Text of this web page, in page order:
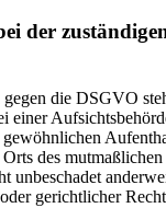
der
die DSGVO
einer
des
unbeschadet
gerichtlicher